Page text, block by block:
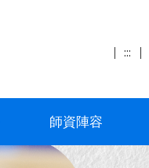
:::
師資陣容